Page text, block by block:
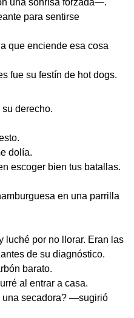
una sonrisa forzada—.
para sentirse
que enciende esa cosa
su festín de hot dogs.
derecho.
dolía.
escoger bien tus batallas.
en una parrilla
luché por no llorar. Eran las
de su diagnóstico.
barato.
al entrar a casa.
secadora? —sugirió